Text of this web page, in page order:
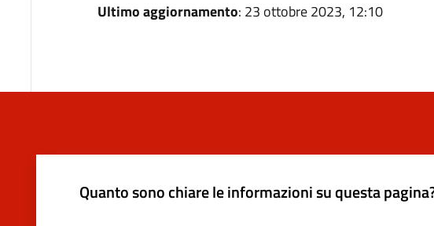
Ultimo aggiornamento: 23 ottobre 2023, 12:10
Quanto sono chiare le informazioni su questa